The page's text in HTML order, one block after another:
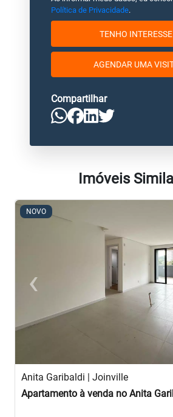
Política de Privacidade.
TENHO INTERESSE
AGENDAR UMA
Compartilhar
Imóveis
NOVO
<<<<
‹Previous
Anita Garibaldi | Joinville
Apartamento à venda no Anita